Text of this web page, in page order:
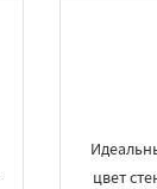
цвет